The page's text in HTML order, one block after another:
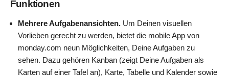
Funktionen
Mehrere Aufgabenansichten. Um Deinen visuellen
Vorlieben gerecht zu werden, bietet die mobile App von
monday.com neun Möglichkeiten, Deine Aufgaben zu
sehen. Dazu gehören Kanban (zeigt Deine Aufgaben als
Karten auf einer Tafel an), Karte, Tabelle und Kalender sowie